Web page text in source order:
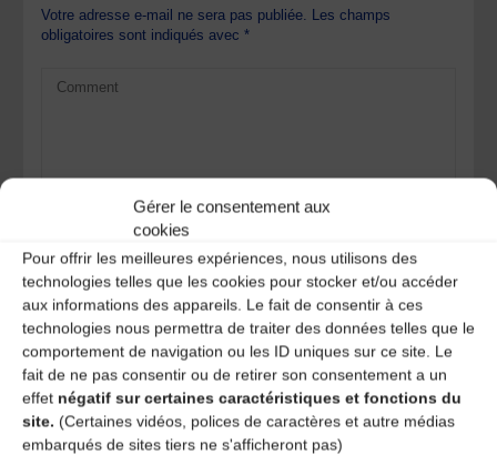
Gérer le consentement aux
cookies
Pour offrir les meilleures expériences, nous utilisons des
technologies telles que les cookies pour stocker et/ou accéder
aux informations des appareils. Le fait de consentir à ces
technologies nous permettra de traiter des données telles que le
comportement de navigation ou les ID uniques sur ce site. Le
fait de ne pas consentir ou de retirer son consentement a un
effet négatif sur certaines caractéristiques et fonctions du
site. (Certaines vidéos, polices de caractères et autre médias
embarqués de sites tiers ne s'afficheront pas)
Votre adresse e-mail ne sera pas publiée. Les champs
obligatoires sont indiqués avec*
Save my name, email, and site URL in my browser for next
time I post a comment.